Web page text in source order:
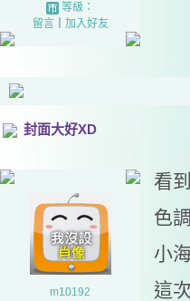
等級：
留言｜ 加入好友
封面大好XD
m10192
看
色
小
這